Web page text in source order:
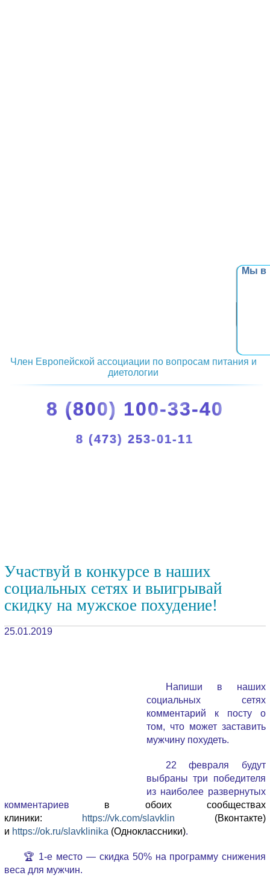
Мы в
Член Европейской ассоциации по вопросам питания и
диетологии
8 (800) 100-33-40
8 (473) 253-01-11
Участвуй в конкурсе в наших
социальных сетях и выигрывай
скидку на мужское похудение!
25.01.2019
Напиши в наших
социальных сетях
комментарий к посту о
том, что может заставить
мужчину похудеть.
22 февраля будут
выбраны три победителя
из наиболее развернутых
комментариев в обоих сообществах
клиники:
https://vk.com/slavklin (Вконтакте)
и https://ok.ru/slavklinika (Одноклассники).
🏆 1-е место — скидка 50% на программу снижения
веса для мужчин.